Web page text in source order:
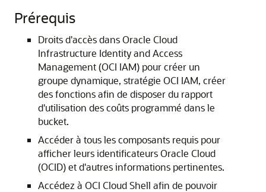
Prérequis
Droits d'accès dans Oracle Cloud
Infrastructure Identity and Access
Management (OCI IAM) pour créer un
groupe dynamique, stratégie OCI IAM, créer
des fonctions afin de disposer du rapport
d'utilisation des coûts programmé dans le
bucket.
Accéder à tous les composants requis pour
afficher leurs identificateurs Oracle Cloud
(OCID) et d'autres informations pertinentes.
Accédez à OCI Cloud Shell afin de pouvoir